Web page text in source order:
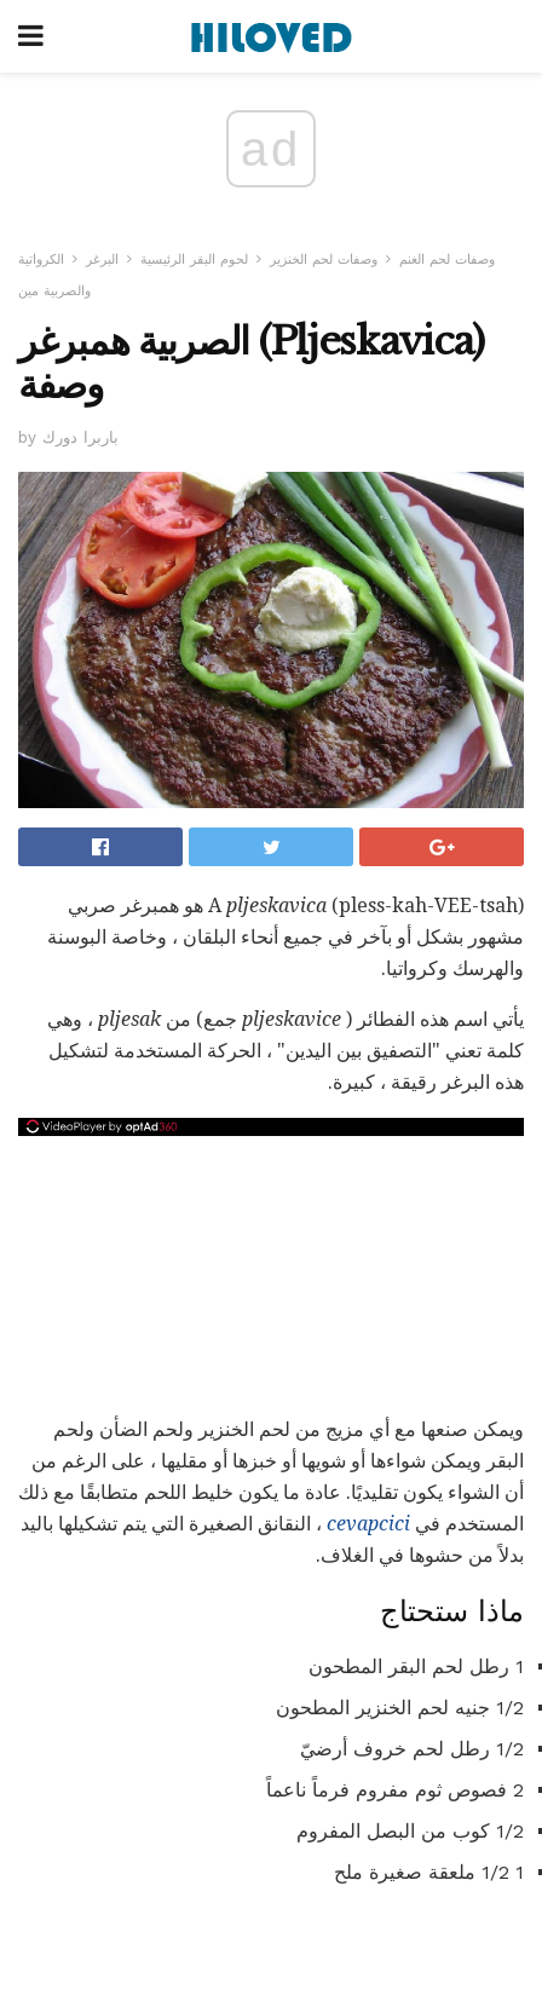
ad
وصفات لحم الغنم وصفات لحم الخنزير لحوم البقر الرئيسية البرغر
الكرواتية
والصربية مين
الصربية همبرغر (Pljeskavica)
وصفة
by باربرا دورك
A pljeskavica
(pless-kah-VEE-tsah) هو همبرغر صربي
مشهور بشكل أو بآخر في جميع أنحاء البلقان ، وخاصة البوسنة
والهرسك وكرواتيا.
يأتي اسم هذه الفطائر ( pljeskavice جمع) منpljesak ، وهي
كلمة تعني "التصفيق بين اليدين" ، الحركة المستخدمة لتشكيل
هذه البرغر رقيقة ، كبيرة.
ويمكن صنعها مع أي مزيج من لحم الخنزير ولحم الضأن ولحم
البقر ويمكن شواءها أو شويها أو خبزها أو مقليها ، على الرغم من
أن الشواء يكون تقليديًا. عادة ما يكون خليط اللحم متطابقًا مع ذلك
المستخدم في cevapcici ، النقانق الصغيرة التي يتم تشكيلها باليد
بدلاً من حشوها في الغلاف.
ماذا ستحتاج
1 رطل لحم البقر المطحون
1/2 جنيه لحم الخنزير المطحون
1/2 رطل لحم خروف أرضيّ
2 فصوص ثوم مفروم فرماً ناعماً
1/2 كوب من البصل المفروم
1 1/2 ملعقة صغيرة ملح